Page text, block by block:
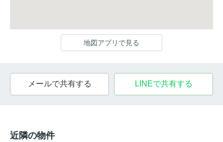
地図アプリで見る
メールで共有する LINEで共有する
近隣の物件